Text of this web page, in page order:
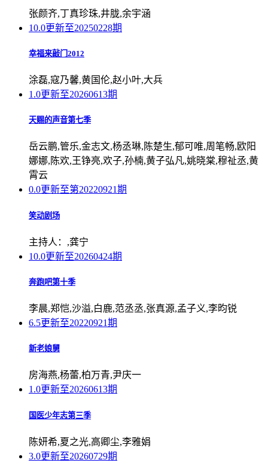
张颜齐,丁真珍珠,井胧,余宇涵
10.0更新至20250228期
幸福来敲门2012
涂磊,寇乃馨,黄国伦,赵小叶,大兵
1.0更新至20260613期
天赐的声音第七季
岳云鹏,管乐,金志文,杨丞琳,陈楚生,郁可唯,周笔畅,欧阳
娜娜,陈欢,王铮亮,欢子,孙楠,黄子弘凡,姚晓棠,穆祉丞,黄
霄云
0.0更新至第20220921期
笑动剧场
主持人：,龚宁
10.0更新至20260424期
奔跑吧第十季
李晨,郑恺,沙溢,白鹿,范丞丞,张真源,孟子义,李昀锐
6.5更新至20220921期
新老娘舅
房海燕,杨蕾,柏万青,尹庆一
1.0更新至20260613期
国医少年志第三季
陈妍希,夏之光,高卿尘,李雅娟
3.0更新至20260729期